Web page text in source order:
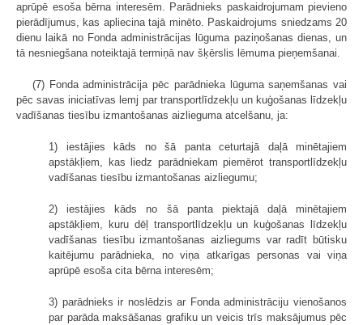
aprūpē esoša bērna interesēm. Parādnieks paskaidrojumam pievieno
pierādījumus, kas apliecina tajā minēto. Paskaidrojums sniedzams 20
dienu laikā no Fonda administrācijas lūguma paziņošanas dienas, un
tā nesniegšana noteiktajā termiņā nav šķērslis lēmuma pieņemšanai.
(7) Fonda administrācija pēc parādnieka lūguma saņemšanas vai
pēc savas iniciatīvas lemj par transportlīdzekļu un kuģošanas līdzekļu
vadīšanas tiesību izmantošanas aizlieguma atcelšanu, ja:
1) iestājies kāds no šā panta ceturtajā daļā minētajiem
apstākļiem, kas liedz parādniekam piemērot transportlīdzekļu
vadīšanas tiesību izmantošanas aizliegumu;
2) iestājies kāds no šā panta piektajā daļā minētajiem
apstākļiem, kuru dēļ transportlīdzekļu un kuģošanas līdzekļu
vadīšanas tiesību izmantošanas aizliegums var radīt būtisku
kaitējumu parādnieka, no viņa atkarīgas personas vai viņa
aprūpē esoša cita bērna interesēm;
3) parādnieks ir noslēdzis ar Fonda administrāciju vienošanos
par parāda maksāšanas grafiku un veicis trīs maksājumus pēc